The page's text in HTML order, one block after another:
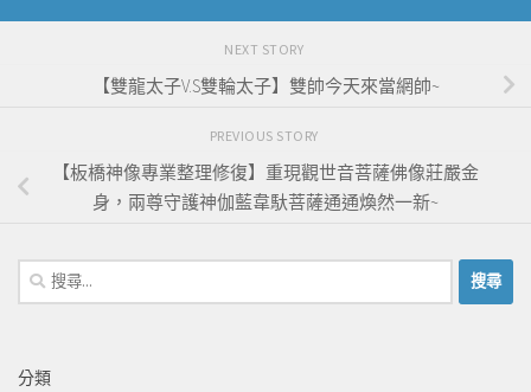
NEXT STORY
【雙龍太子V.S雙輪太子】雙帥今天來當網帥~
PREVIOUS STORY
【板橋神像專業整理修復】重現觀世音菩薩佛像莊嚴金
身，兩尊守護神伽藍韋馱菩薩通通煥然一新~
搜
尋
字:
分類